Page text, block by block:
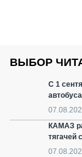
ВЫБОР
С 1
КАМАЗ
тягачей